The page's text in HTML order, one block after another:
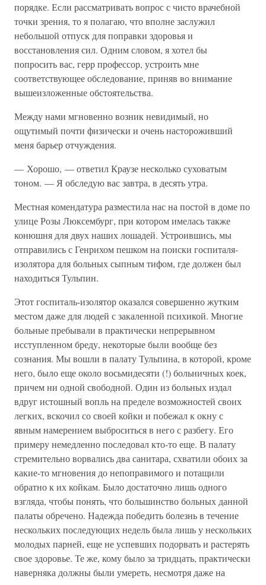
порядке. Если рассматривать вопрос с чисто врачебной
точки зрения, то я полагаю, что вполне заслужил
небольшой отпуск для поправки здоровья и
восстановления сил. Одним словом, я хотел бы
попросить вас, герр профессор, устроить мне
соответствующее обследование, приняв во внимание
вышеизложенные обстоятельства.
Между нами мгновенно возник невидимый, но
ощутимый почти физически и очень настороживший
меня барьер отчуждения.
— Хорошо, — ответил Краузе несколько суховатым
тоном. — Я обследую вас завтра, в десять утра.
Местная комендатура разместила нас на постой в доме по
улице Розы Люксембург, при котором имелась также
конюшня для двух наших лошадей. Устроившись, мы
отправились с Генрихом пешком на поиски госпиталя-
изолятора для больных сыпным тифом, где должен был
находиться Тульпин.
Этот госпиталь-изолятор оказался совершенно жутким
местом даже для людей с закаленной психикой. Многие
больные пребывали в практически непрерывном
исступленном бреду, некоторые были вообще без
сознания. Мы вошли в палату Тульпина, в которой, кроме
него, было еще около восьмидесяти (!) больничных коек,
причем ни одной свободной. Один из больных издал
вдруг истошный вопль на пределе возможностей своих
легких, вскочил со своей койки и побежал к окну с
явным намерением выброситься в него с разбегу. Его
примеру немедленно последовал кто-то еще. В палату
стремительно ворвались два санитара, схватили обоих за
какие-то мгновения до непоправимого и потащили
обратно к их койкам. Было достаточно лишь одного
взгляда, чтобы понять, что большинство больных данной
палаты обречено. Надежда победить болезнь в течение
нескольких последующих недель была лишь у нескольких
молодых парней, еще не успевших подорвать и растерять
свое здоровье. Те же, кому было за тридцать, практически
наверняка должны были умереть, несмотря даже на